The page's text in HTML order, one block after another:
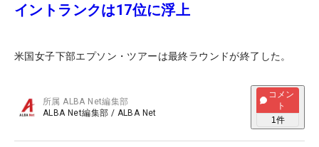
イントランクは17位に浮上
米国女子下部エプソン・ツアーは最終ラウンドが終了した。
所属ALBA Net編集部
ALBA Net編集部 / ALBA Net
コメン
ト
1件